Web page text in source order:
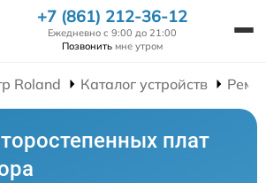
+7 (861) 212-36-12
Ежедневно с 9:00 до 21:00
Позвонить мне утром
Roland Каталог устройств
плат